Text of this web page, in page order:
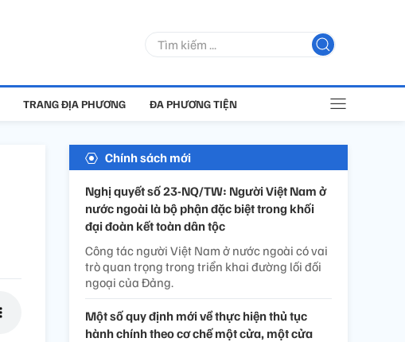
TRANG ĐỊA PHƯƠNG ĐA PHƯƠNG TIỆN
Chính sách mới
Nghị quyết số 23-NQ/TW: Người Việt Nam ở
nước ngoài là bộ phận đặc biệt trong khối
đại đoàn kết toàn dân tộc
Công tác người Việt Nam ở nước ngoài có vai
trò quan trọng trong triển khai đường lối đối
ngoại của Đảng.
Một số quy định mới về thực hiện thủ tục
hành chính theo cơ chế một cửa, một cửa